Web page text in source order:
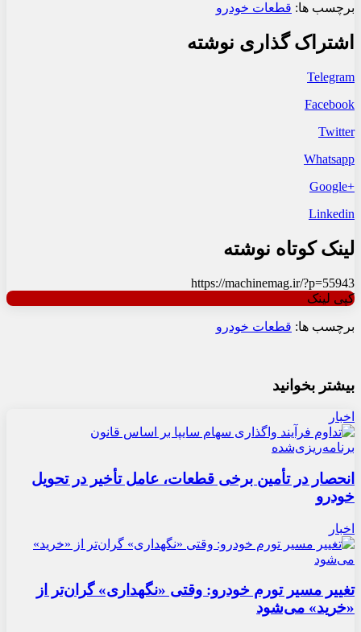
برچسب ها: قطعات خودرو
اشتراک گذاری نوشته
Telegram
Facebook
Twitter
Whatsapp
+Google
Linkedin
لینک کوتاه نوشته
https://machinemag.ir/?p=55943
کپی لینک
برچسب ها: قطعات خودرو
بیشتر بخوانید
اخبار
انحصار در تأمین برخی قطعات، عامل تأخیر در تحویل
خودرو
اخبار
تغییر مسیر تورم خودرو: وقتی «نگهداری» گران‌تر از
«خرید» می‌شود